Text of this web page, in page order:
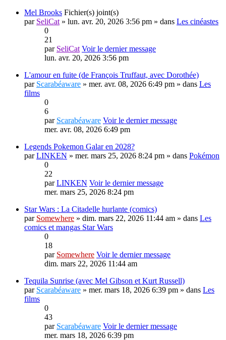
Mel Brooks Fichier(s) joint(s)
par SeliCat » lun. avr. 20, 2026 3:56 pm » dans Les cinéastes
0
21
par SeliCat Voir le dernier message
lun. avr. 20, 2026 3:56 pm
L'amour en fuite (de François Truffaut, avec Dorothée)
par Scarabéaware » mer. avr. 08, 2026 6:49 pm » dans Les
films
0
6
par Scarabéaware Voir le dernier message
mer. avr. 08, 2026 6:49 pm
Legends Pokemon Galar en 2028?
parLINKEN » mer. mars 25, 2026 8:24 pm » dans Pokémon
0
22
parLINKEN Voir le dernier message
mer. mars 25, 2026 8:24 pm
Star Wars : La Citadelle hurlante (comics)
par Somewhere » dim. mars 22, 2026 11:44 am » dans Les
comics et mangas Star Wars
0
18
par Somewhere Voir le dernier message
dim. mars 22, 2026 11:44 am
Tequila Sunrise (avec Mel Gibson et Kurt Russell)
par Scarabéaware » mer. mars 18, 2026 6:39 pm » dans Les
films
0
43
par Scarabéaware Voir le dernier message
mer. mars 18, 2026 6:39 pm